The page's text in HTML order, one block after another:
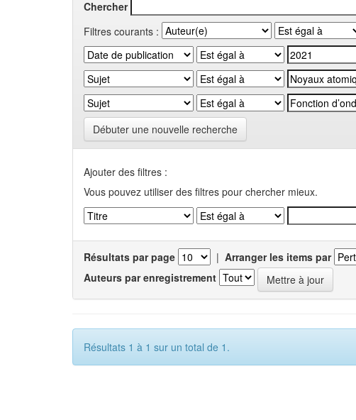
Chercher
Filtres courants :
Débuter une nouvelle recherche
Ajouter des filtres :
Vous pouvez utiliser des filtres pour chercher mieux.
Résultats par page | Arranger les items par
Auteurs par enregistrement
Résultats 1 à 1 sur un total de 1.